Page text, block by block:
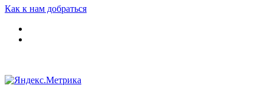
Как к нам добраться